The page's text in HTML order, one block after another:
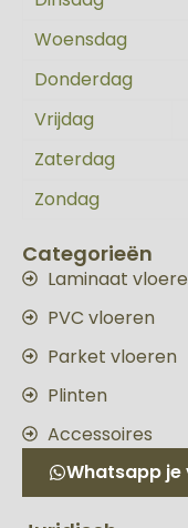
Woensdag
Donderdag
Vrijdag
Zaterdag
Zondag
Categorieën
Laminaat
PVC vloeren
Parket vloeren
Plinten
Accessoires
Whatsapp